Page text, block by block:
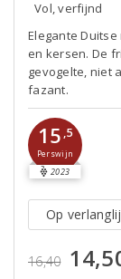
Vol, verfijnd
Elegante
en kersen. De
gevogelte, niet
fazant.
15 ,5
Perswijn
2023
Op
16,40